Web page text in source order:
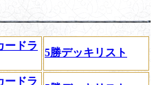
ードラ
5勝デッキリスト
ードラ